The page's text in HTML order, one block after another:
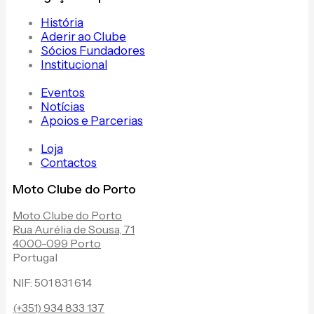
História
Aderir ao Clube
Sócios Fundadores
Institucional
Eventos
Notícias
Apoios e Parcerias
Loja
Contactos
Moto Clube do Porto
Moto Clube do Porto
Rua Aurélia de Sousa, 71
4000-099 Porto
Portugal
NIF: 501 831 614
(+351) 934 833 137